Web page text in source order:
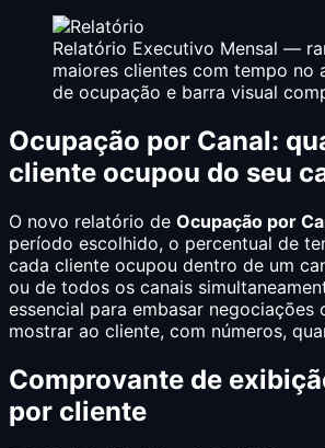
Relatório Executivo Mensal —
maiores clientes com tempo no
de ocupação e barra visual
Ocupação por Canal:
cliente ocupou do seu
O novo relatório de Ocupação por
período escolhido, o percentual de
cada cliente ocupou dentro de um
ou de todos os canais
essencial para embasar negociações
mostrar ao cliente, com números,
Comprovante de
por cliente